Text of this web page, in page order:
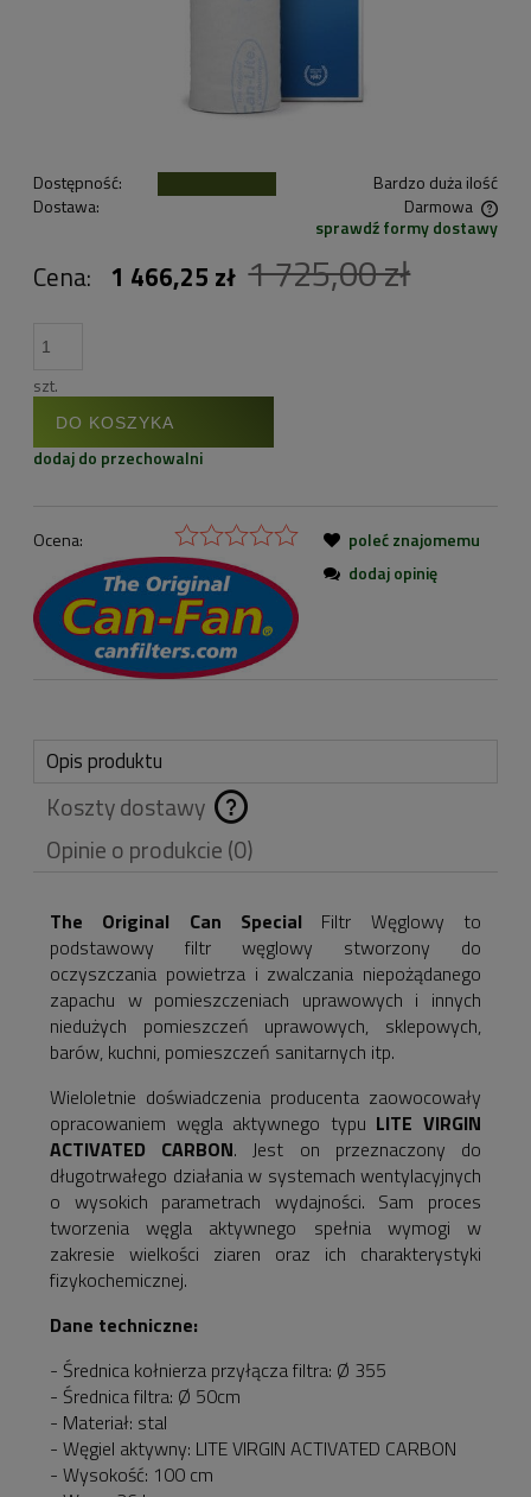
Dostępność:
Bardzo duża ilość
Dostawa:
Darmowa
Cena nie zawiera ewentualnych kosztów płatnościsprawdź formy dostawy
Cena: 1 466,25 zł 1 725,00 zł
szt.
DO KOSZYKA
dodaj do przechowalni
Ocena:
poleć znajomemu
dodaj opinię
Opis produktu
Koszty dostawy
Cena nie zawiera
ewentualnych kosztów
płatności
Opinie o produkcie (0)
The Original Can Special Filtr Węglowy to
podstawowy filtr węglowy stworzony do
oczyszczania powietrza i zwalczania niepożądanego
zapachu w pomieszczeniach uprawowych i innych
niedużych pomieszczeń uprawowych, sklepowych,
barów, kuchni, pomieszczeń sanitarnych itp.
Wieloletnie doświadczenia producenta zaowocowały
opracowaniem węgla aktywnego typu LITE VIRGIN
ACTIVATED CARBON. Jest on przeznaczony do
długotrwałego działania w systemach wentylacyjnych
o wysokich parametrach wydajności. Sam proces
tworzenia węgla aktywnego spełnia wymogi w
zakresie wielkości ziaren oraz ich charakterystyki
fizykochemicznej.
Dane techniczne:
- Średnica kołnierza przyłącza filtra: Ø 355
- Średnica filtra: Ø 50cm
- Materiał: stal
- Węgiel aktywny: LITE VIRGIN ACTIVATED CARBON
- Wysokość: 100 cm